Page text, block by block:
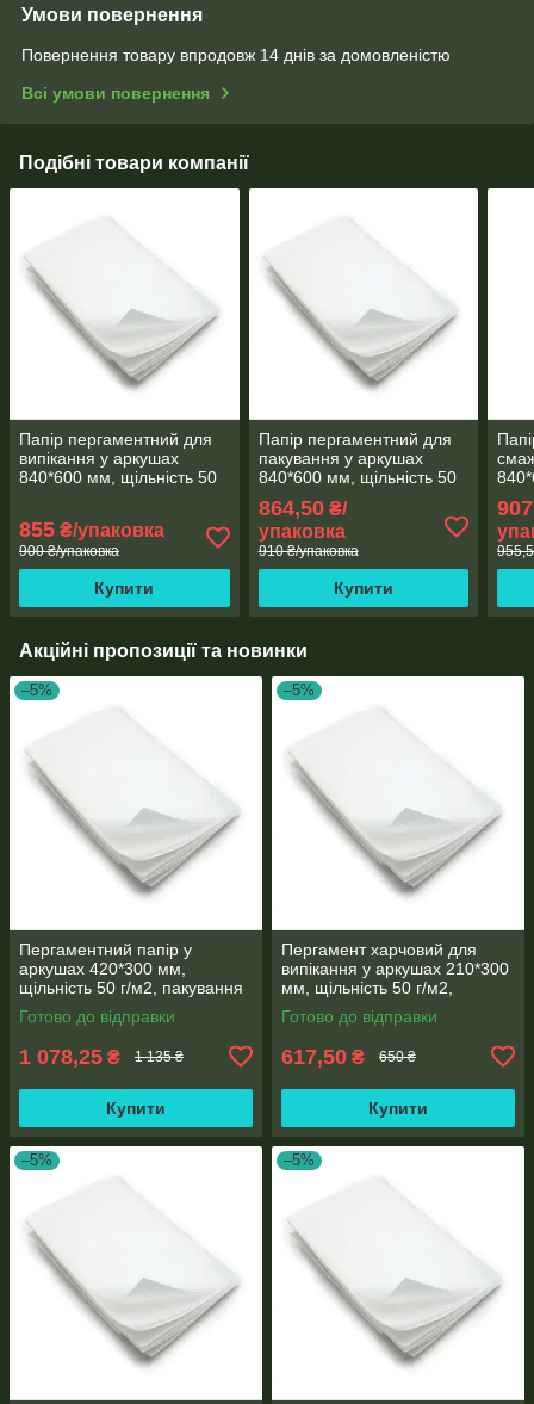
Умови повернення
Повернення товару впродовж 14 днів за домовленістю
Всі умови повернення
Подібні товари компанії
Папір пергаментний для
випікання у аркушах
840*600 мм, щільність 50
855 ₴/упаковка
900 ₴/упаковка
Купити
Папір пергаментний для
пакування у аркушах
840*600 мм, щільність 50
аркушів
864,50₴/
упаковка
910 ₴/упаковка
Купити
Акційні пропозиції та новинки
–5%
Пергаментний папір у
аркушах 420*300 мм,
щільність 50 г/м2, пакування
500 аркушів, Чехія
Готово до відправки
1 078,25 ₴ 1 135 ₴
Купити
–5%
Пергамент харчовий для
випікання у аркушах 210*300
мм, щільність 50 г/м2,
пакування 500 аркушів, Чехія
Готово до відправки
617,50 ₴ 650 ₴
Купити
–5% –5%